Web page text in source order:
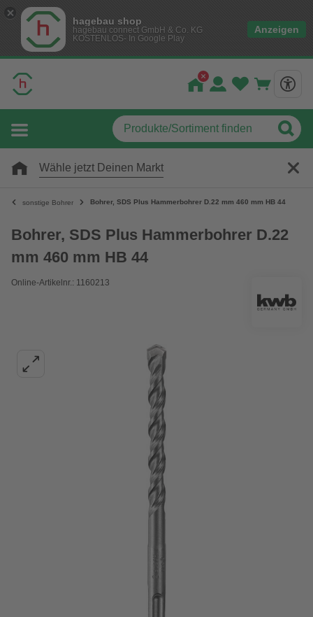
hagebau shop
hagebau connect GmbH & Co. KG
KOSTENLOS- In Google Play
Anzeigen
Wähle jetzt Deinen Markt
sonstige Bohrer Bohrer, SDS Plus Hammerbohrer D.22 mm 460 mm HB 44
Bohrer, SDS Plus Hammerbohrer D.22
mm 460 mm HB 44
Online-Artikelnr.: 1160213